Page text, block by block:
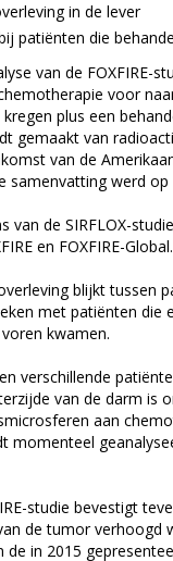
in de lever
patiënten die
van de FOXFIRE-
voor
plus een
gemaakt van
van de
werd op
van de SIRFLOX-
en FOXFIRE-Global.
blijkt tussen
met patiënten die
kwamen.
verschillende
van de darm is
aan
momenteel
studie bevestigt
de tumor verhoogd
in 2015